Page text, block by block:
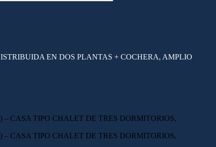
EN DOS PLANTAS + COCHERA, AMPLIO